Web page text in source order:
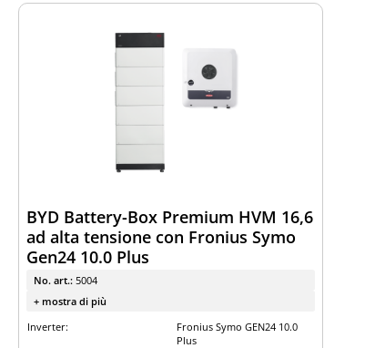
BYD Battery-Box Premium HVM 16,6
ad alta tensione con Fronius Symo
Gen24 10.0 Plus
No. art.: 5004
+ mostra di più
Inverter:
Fronius Symo GEN24 10.0
Plus